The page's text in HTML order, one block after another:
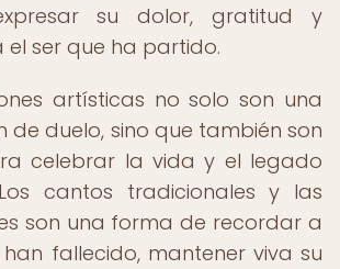
su dolor, gratitud y
el ser que ha partido.
artísticas no solo son una
de duelo, sino que también son
celebrar la vida y el legado
cantos tradicionales y las
son una forma de recordar a
fallecido, mantener viva su